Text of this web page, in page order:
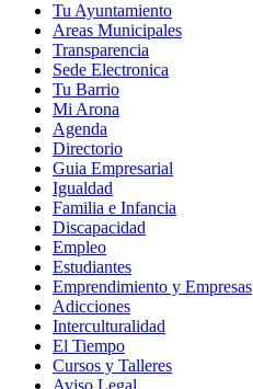
Tu Ayuntamiento
Areas Municipales
Transparencia
Sede Electronica
Tu Barrio
Mi Arona
Agenda
Directorio
Guia Empresarial
Igualdad
Familia e Infancia
Discapacidad
Empleo
Estudiantes
Emprendimiento y Empresas
Adicciones
Interculturalidad
El Tiempo
Cursos y Talleres